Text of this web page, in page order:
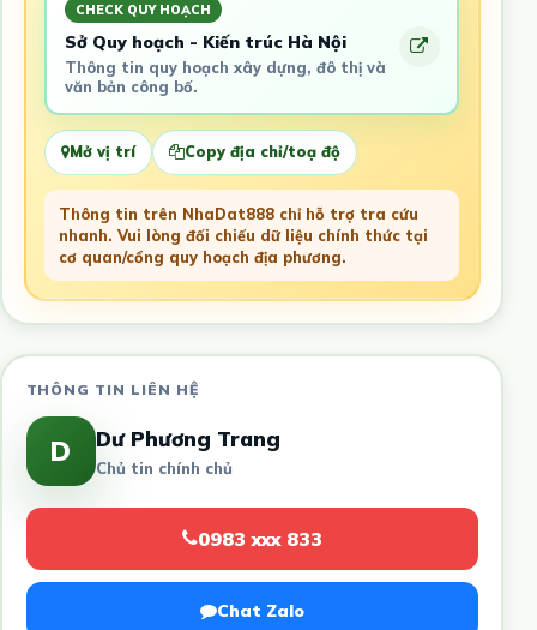
CHECK QUY HOẠCH
Sở Quy hoạch - Kiến trúc Hà Nội
Thông tin quy hoạch xây dựng, đô thị và
văn bản công bố.
Mở vị trí Copy địa chỉ/toạ độ
Thông tin trên NhaDat888 chỉ hỗ trợ tra cứu
nhanh. Vui lòng đối chiếu dữ liệu chính thức tại
cơ quan/cổng quy hoạch địa phương.
THÔNG TIN LIÊN HỆ
D Dư Phương Trang
Chủ tin chính chủ
0983 xxx 833
Chat Zalo